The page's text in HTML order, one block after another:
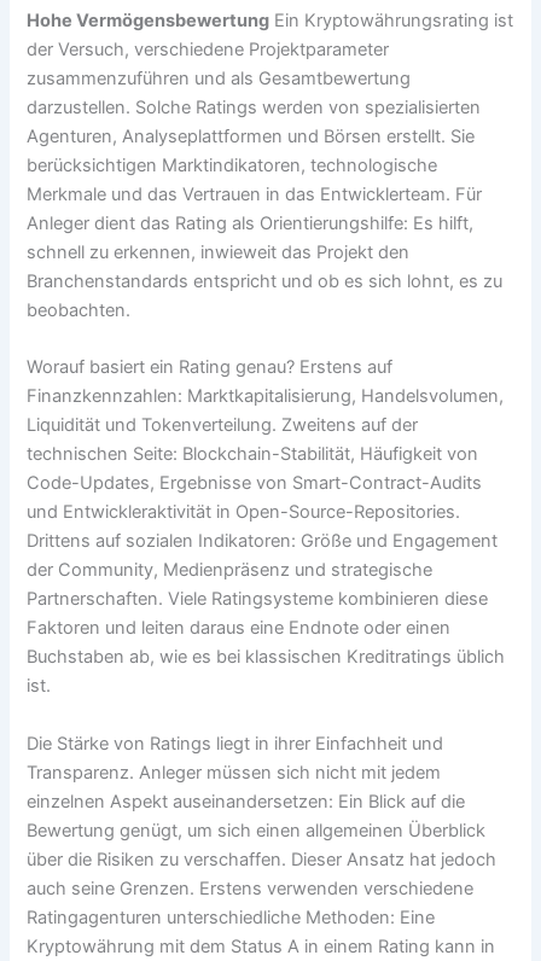
Hohe Vermögensbewertung Ein Kryptowährungsrating ist
der Versuch, verschiedene Projektparameter
zusammenzuführen und als Gesamtbewertung
darzustellen. Solche Ratings werden von spezialisierten
Agenturen, Analyseplattformen und Börsen erstellt. Sie
berücksichtigen Marktindikatoren, technologische
Merkmale und das Vertrauen in das Entwicklerteam. Für
Anleger dient das Rating als Orientierungshilfe: Es hilft,
schnell zu erkennen, inwieweit das Projekt den
Branchenstandards entspricht und ob es sich lohnt, es zu
beobachten.
Worauf basiert ein Rating genau? Erstens auf
Finanzkennzahlen: Marktkapitalisierung, Handelsvolumen,
Liquidität und Tokenverteilung. Zweitens auf der
technischen Seite: Blockchain-Stabilität, Häufigkeit von
Code-Updates, Ergebnisse von Smart-Contract-Audits
und Entwickleraktivität in Open-Source-Repositories.
Drittens auf sozialen Indikatoren: Größe und Engagement
der Community, Medienpräsenz und strategische
Partnerschaften. Viele Ratingsysteme kombinieren diese
Faktoren und leiten daraus eine Endnote oder einen
Buchstaben ab, wie es bei klassischen Kreditratings üblich
ist.
Die Stärke von Ratings liegt in ihrer Einfachheit und
Transparenz. Anleger müssen sich nicht mit jedem
einzelnen Aspekt auseinandersetzen: Ein Blick auf die
Bewertung genügt, um sich einen allgemeinen Überblick
über die Risiken zu verschaffen. Dieser Ansatz hat jedoch
auch seine Grenzen. Erstens verwenden verschiedene
Ratingagenturen unterschiedliche Methoden: Eine
Kryptowährung mit dem Status A in einem Rating kann in